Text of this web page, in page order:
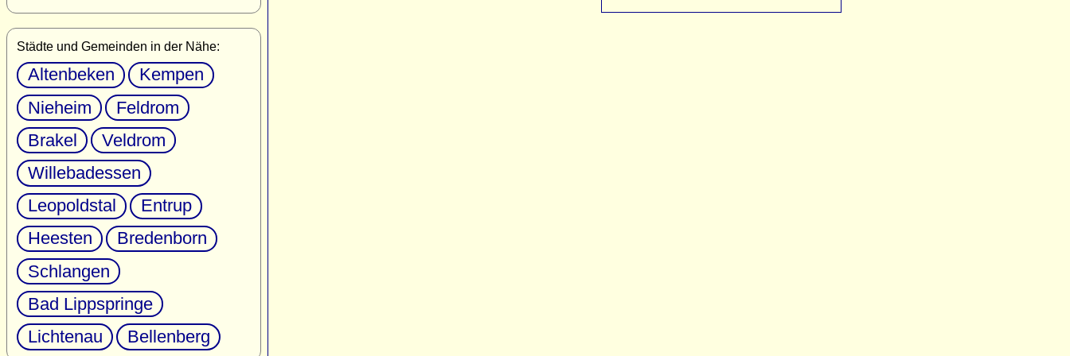
Städte und Gemeinden in der Nähe:
Altenbeken
Kempen
Nieheim
Feldrom
Brakel
Veldrom
Willebadessen
Leopoldstal
Entrup
Heesten
Bredenborn
Schlangen
Bad Lippspringe
Lichtenau
Bellenberg